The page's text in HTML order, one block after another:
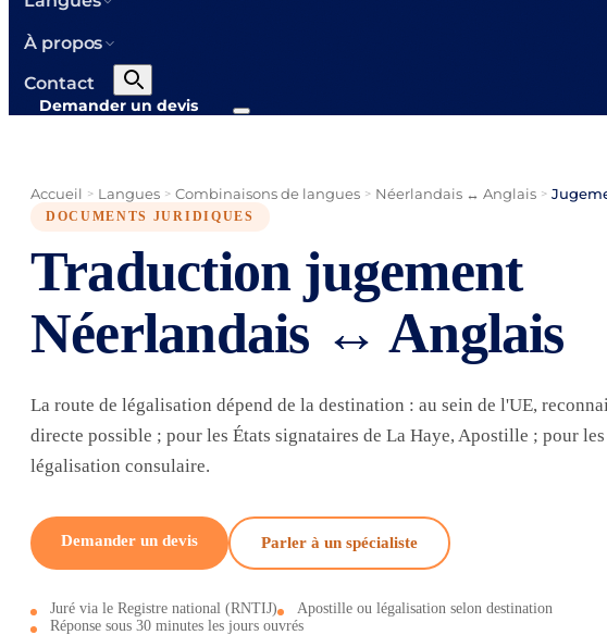
À propos
Contact
Demander un devis
Accueil > Langues > Combinaisons de langues > Néerlandais ↔ Anglais >
DOCUMENTS JURIDIQUES
Traduction jugement
Néerlandais ↔ Anglais
La route de légalisation dépend de la destination : au sein de l'UE,
directe possible ; pour les États signataires de La Haye, Apostille ; pour les
légalisation consulaire.
Demander un devis Parler à un spécialiste
Juré via le Registre national (RNTIJ)
Apostille ou légalisation selon destination
Réponse sous 30 minutes les jours ouvrés